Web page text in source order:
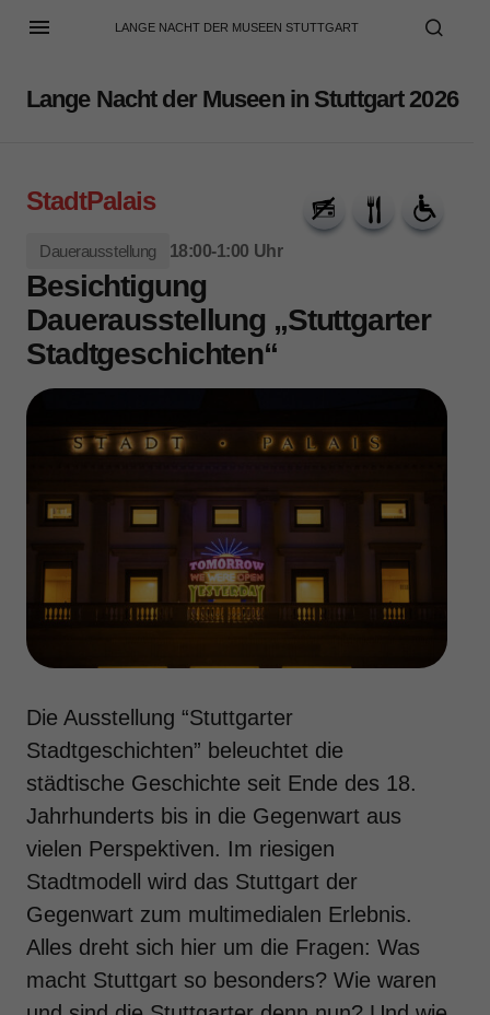
LANGE NACHT DER MUSEEN STUTTGART
Lange Nacht der Museen in Stuttgart 2026
StadtPalais
Dauerausstellung 18:00-1:00 Uhr
Besichtigung
Dauerausstellung „Stuttgarter
Stadtgeschichten“
Die Ausstellung “Stuttgarter
Stadtgeschichten” beleuchtet die
städtische Geschichte seit Ende des 18.
Jahrhunderts bis in die Gegenwart aus
vielen Perspektiven. Im riesigen
Stadtmodell wird das Stuttgart der
Gegenwart zum multimedialen Erlebnis.
Alles dreht sich hier um die Fragen: Was
macht Stuttgart so besonders? Wie waren